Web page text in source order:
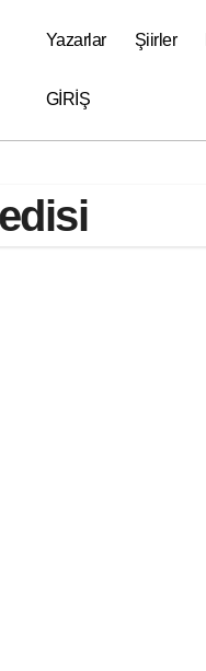
Yazarlar Şiirler
GİRİŞ